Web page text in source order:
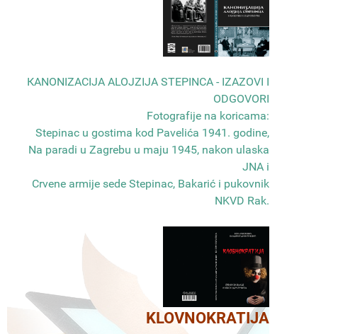
КANONIZACIJA ALOJZIJA STEPINCA - IZAZOVI I
ODGOVORI
Fotografije na koricama:
Stepinac u gostima kod Pavelića 1941. godine,
Na paradi u Zagrebu u maju 1945, nakon ulaska
JNA i
Crvene armije sede Stepinac, Bakarić i pukovnik
NKVD Rak.
KLOVNOKRATIJA